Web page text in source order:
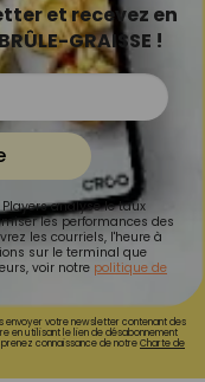
et recevez en
GRAISSE !
analyse le taux
les performances des
les courriels, l'heure à
sur le terminal que
voir notre politique de
envoyer votre newsletter contenant des
en utilisant le lien de désabonnement
connaissance de notreCharte de